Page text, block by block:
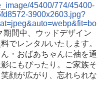
45400/774/45400-
3900x2603.jpg?
間中、ウッドデザイン
でレンタルいたします。
・おばあちゃんに袖を通
にもぴったり。ご家族そ
顔が広がり、忘れられな